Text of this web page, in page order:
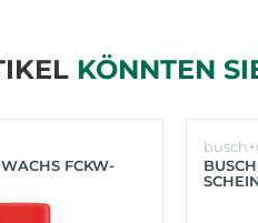
KÖNNTEN
FCKW-